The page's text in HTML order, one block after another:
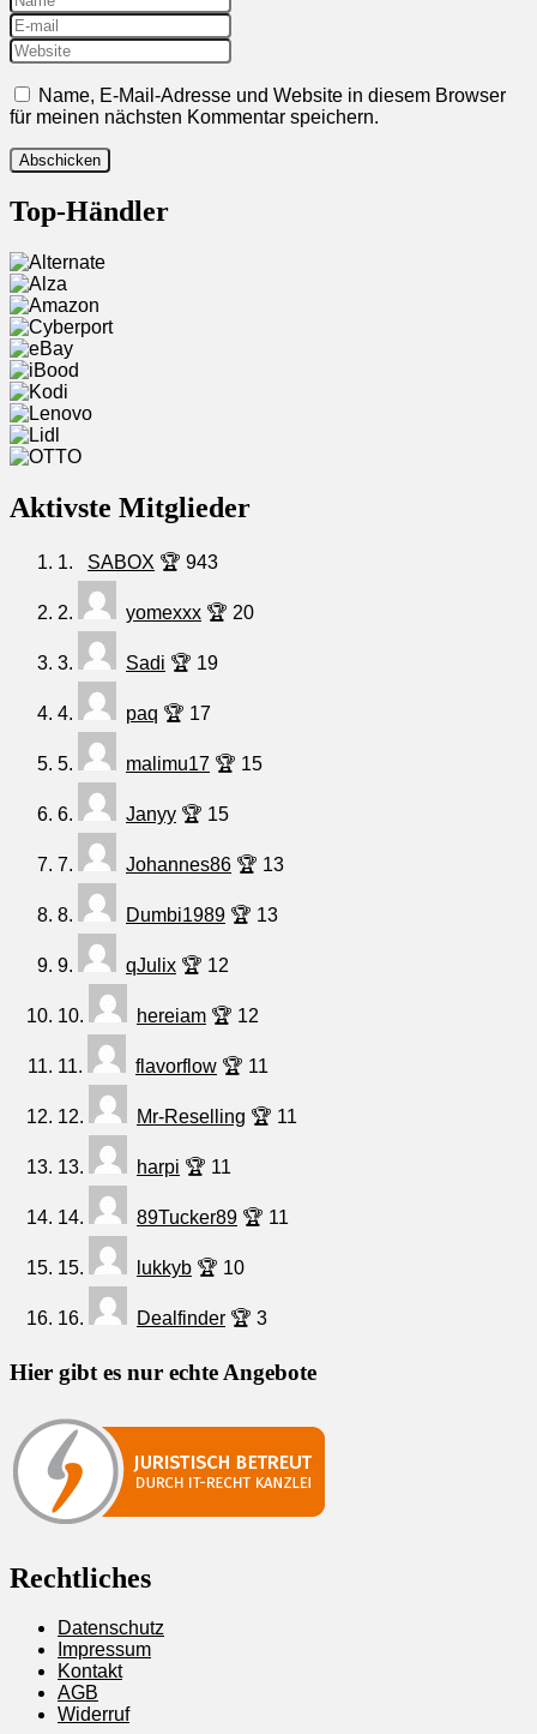
Name, E-Mail-Adresse und Website in diesem Browser
für meinen nächsten Kommentar speichern.
Top-Händler
Aktivste Mitglieder
1. SABOX 🏆 943
2. yomexxx 🏆 20
3. Sadi 🏆 19
4. paq 🏆 17
5. malimu17 🏆 15
6. Janyy 🏆 15
7. Johannes86 🏆 13
8. Dumbi1989 🏆 13
9. qJulix 🏆 12
10. hereiam 🏆 12
11. flavorflow 🏆 11
12. Mr-Reselling 🏆 11
13. harpi 🏆 11
14. 89Tucker89 🏆 11
15. lukkyb 🏆 10
16. Dealfinder 🏆 3
Hier gibt es nur echte Angebote
Rechtliches
Datenschutz
Impressum
Kontakt
AGB
Widerruf